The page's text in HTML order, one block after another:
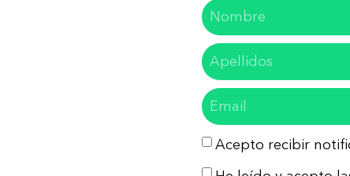
Acepto recibir